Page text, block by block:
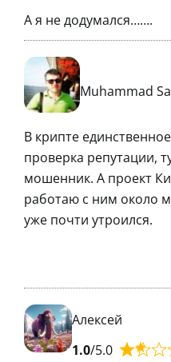
А я не додумался…….
Muhammad
В крипте
проверка репутации,
мошенник. А проект
работаю с ним около
уже почти утроился.
Алексей
1.0/5.0